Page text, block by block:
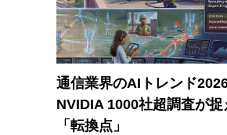
通信業界のAIトレンド
NVIDIA 1000社超調査が捉
「転換点」